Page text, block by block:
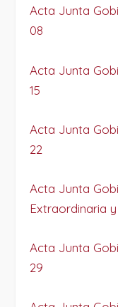
Acta Junta
08
Acta Junta
15
Acta Junta
22
Acta Junta
Extraordinaria
Acta Junta
29